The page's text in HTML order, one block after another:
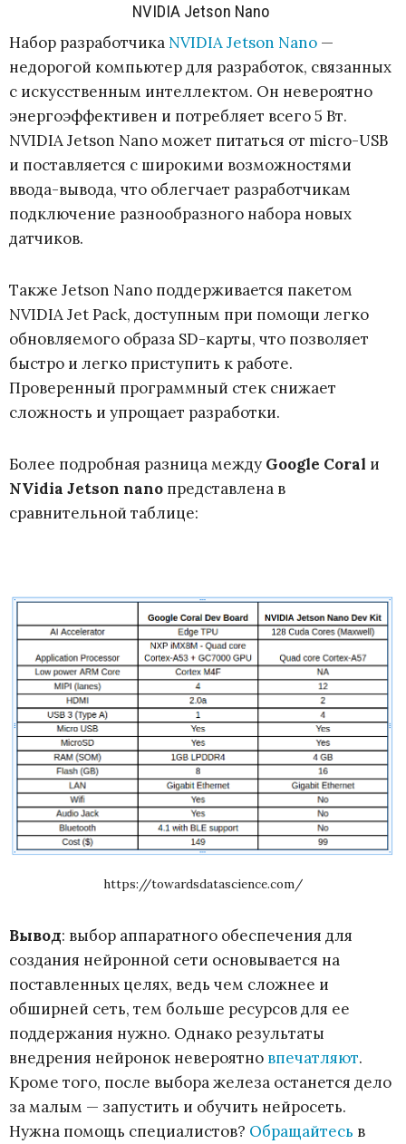
NVIDIA Jetson Nano
Набор разработчика NVIDIA Jetson Nano —
недорогой компьютер для разработок, связанных
с искусственным интеллектом. Он невероятно
энергоэффективен и потребляет всего 5 Вт.
NVIDIA Jetson Nano может питаться от micro-USB
и поставляется с широкими возможностями
ввода-вывода, что облегчает разработчикам
подключение разнообразного набора новых
датчиков.
Также Jetson Nano поддерживается пакетом
NVIDIA Jet Pack, доступным при помощи легко
обновляемого образа SD-карты, что позволяет
быстро и легко приступить к работе.
Проверенный программный стек снижает
сложность и упрощает разработки.
Более подробная разница между Google Сoral и
NVidia Jetson nano представлена в
сравнительной таблице:
https://towardsdatascience.com/
Вывод: выбор аппаратного обеспечения для
создания нейронной сети основывается на
поставленных целях, ведь чем сложнее и
обширней сеть, тем больше ресурсов для ее
поддержания нужно. Однако результаты
внедрения нейронок невероятно впечатляют.
Кроме того, после выбора железа останется дело
за малым — запустить и обучить нейросеть.
Нужна помощь специалистов? Обращайтесь в